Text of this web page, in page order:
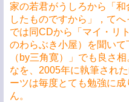
家の若君がうしろから「
したものですから」，てへ
では同CDから「マイ・リ
のわらぶき小屋）を聞い
（by三角寛）」でも良さ相
なを、2005年に執筆され
ーツは毎度とても勉強に
ん。